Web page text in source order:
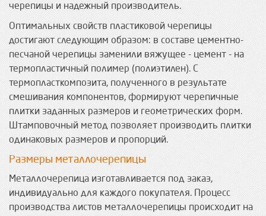
черепицы и надежный производитель.
Оптимальных свойств пластиковой черепицы
достигают следующим образом: в составе цементно-
песчаной черепицы заменили вяжущее - цемент - на
термопластичный полимер (полиэтилен). С
термопласткомпозита, полученного в результате
смешивания компонентов, формируют черепичные
плитки заданных размеров и геометрических форм.
Штамповочный метод позволяет производить плитки
одинаковых размеров и пропорций.
Размеры металлочерепицы
Металлочерепица изготавливается под заказ,
индивидуально для каждого покупателя. Процесс
производства листов металлочерепицы происходит на